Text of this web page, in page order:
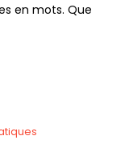
en mots. Que